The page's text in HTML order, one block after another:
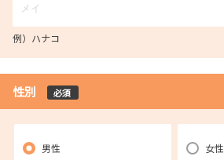
例）ハナコ
性別 必須
男性 女性